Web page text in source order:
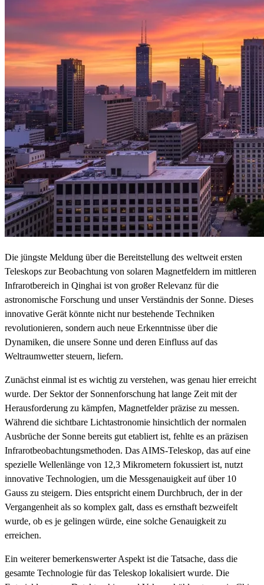
Die jüngste Meldung über die Bereitstellung des weltweit ersten
Teleskops zur Beobachtung von solaren Magnetfeldern im mittleren
Infrarotbereich in Qinghai ist von großer Relevanz für die
astronomische Forschung und unser Verständnis der Sonne. Dieses
innovative Gerät könnte nicht nur bestehende Techniken
revolutionieren, sondern auch neue Erkenntnisse über die
Dynamiken, die unsere Sonne und deren Einfluss auf das
Weltraumwetter steuern, liefern.
Zunächst einmal ist es wichtig zu verstehen, was genau hier erreicht
wurde. Der Sektor der Sonnenforschung hat lange Zeit mit der
Herausforderung zu kämpfen, Magnetfelder präzise zu messen.
Während die sichtbare Lichtastronomie hinsichtlich der normalen
Ausbrüche der Sonne bereits gut etabliert ist, fehlte es an präzisen
Infrarotbeobachtungsmethoden. Das AIMS-Teleskop, das auf eine
spezielle Wellenlänge von 12,3 Mikrometern fokussiert ist, nutzt
innovative Technologien, um die Messgenauigkeit auf über 10
Gauss zu steigern. Dies entspricht einem Durchbruch, der in der
Vergangenheit als so komplex galt, dass es ernsthaft bezweifelt
wurde, ob es je gelingen würde, eine solche Genauigkeit zu
erreichen.
Ein weiterer bemerkenswerter Aspekt ist die Tatsache, dass die
gesamte Technologie für das Teleskop lokalisiert wurde. Die